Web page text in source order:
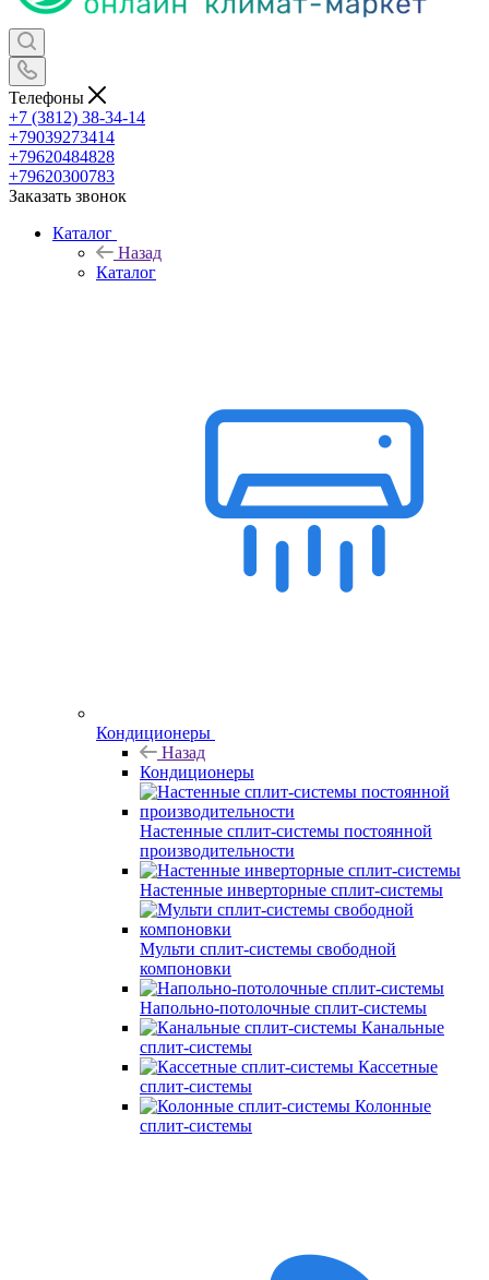
Телефоны
+7 (3812) 38-34-14
+79039273414
+79620484828
+79620300783
Заказать звонок
Каталог
Назад
Каталог
Кондиционеры
Назад
Кондиционеры
Настенные сплит-системы постоянной
производительности
Настенные инверторные сплит-системы
Мульти сплит-системы свободной
компоновки
Напольно-потолочные сплит-системы
Канальные
сплит-системы
Кассетные
сплит-системы
Колонные
сплит-системы